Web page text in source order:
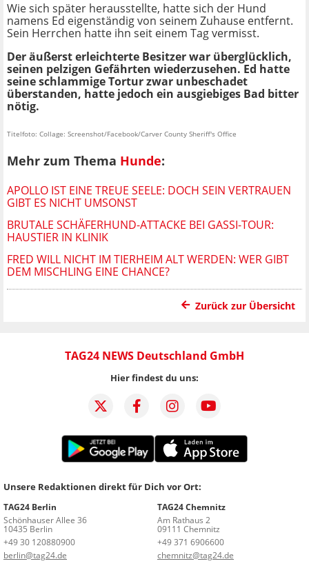
Wie sich später herausstellte, hatte sich der Hund
namens Ed eigenständig von seinem Zuhause entfernt.
Sein Herrchen hatte ihn seit einem Tag vermisst.
Der äußerst erleichterte Besitzer war überglücklich,
seinen pelzigen Gefährten wiederzusehen. Ed hatte
seine schlammige Tortur zwar unbeschadet
überstanden, hatte jedoch ein ausgiebiges Bad bitter
nötig.
Titelfoto: Collage: Screenshot/Facebook/Carver County Sheriff's Office
Mehr zum Thema Hunde:
APOLLO IST EINE TREUE SEELE: DOCH SEIN VERTRAUEN
GIBT ES NICHT UMSONST
BRUTALE SCHÄFERHUND-ATTACKE BEI GASSI-TOUR:
HAUSTIER IN KLINIK
FRED WILL NICHT IM TIERHEIM ALT WERDEN: WER GIBT
DEM MISCHLING EINE CHANCE?
Zurück zur Übersicht
TAG24 NEWS Deutschland GmbH
Hier findest du uns:
Unsere Redaktionen direkt für Dich vor Ort:
TAG24 Berlin
Schönhauser Allee 36
10435 Berlin
+49 30 120880900
berlin@tag24.de
TAG24 Chemnitz
Am Rathaus 2
09111 Chemnitz
+49 371 6906600
chemnitz@tag24.de